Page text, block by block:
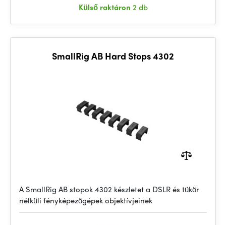
Külső raktáron 2 db
SmallRig AB Hard Stops 4302
A SmallRig AB stopok 4302 készletet a DSLR és tükör
nélküli fényképezőgépek objektívjeinek